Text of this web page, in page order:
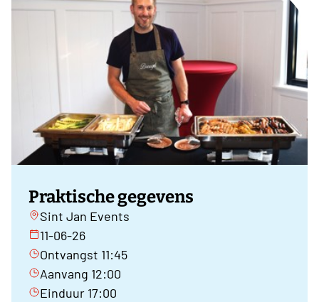
Praktische gegevens
Sint Jan Events
11-06-26
Ontvangst 11:45
Aanvang 12:00
Einduur 17:00